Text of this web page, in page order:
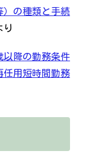
）の種類と手続
り
以降の勤務条件
用短時間勤務